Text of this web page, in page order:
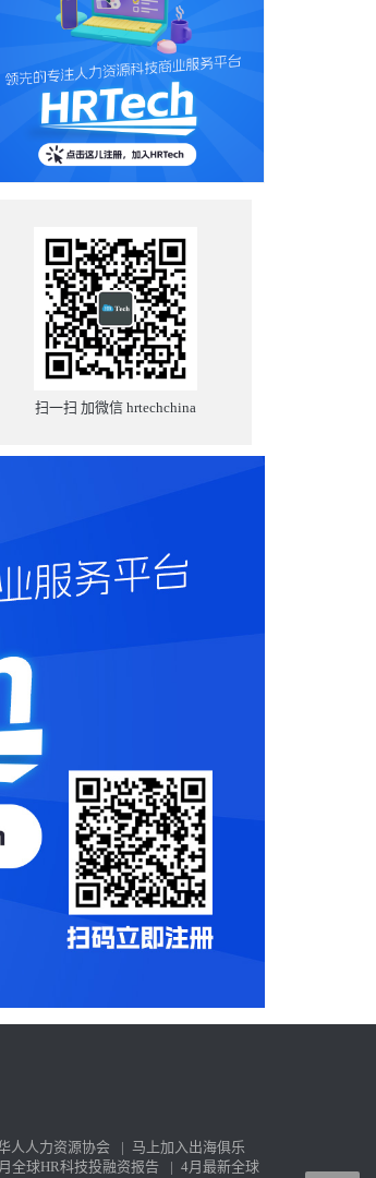
扫一扫 加微信 hrtechchina
人人力资源协会 | 马上加入出海俱乐
全球HR科技投融资报告 | 4月最新全球